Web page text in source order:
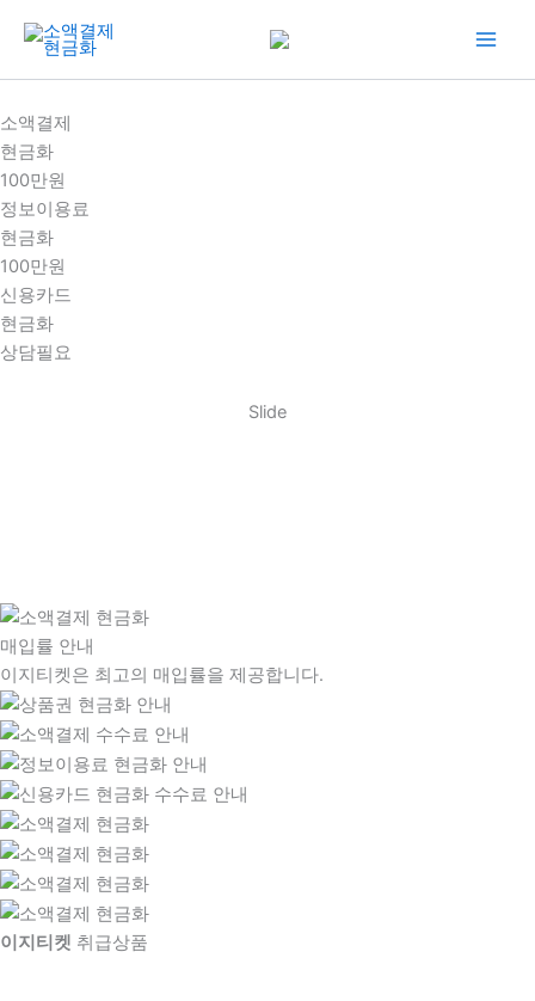
건
너
뛰
기
소액결제
현금화
100만원
정보이용료
현금화
100만원
신용카드
현금화
상담필요
Slide
매입률 안내
이지티켓은 최고의 매입률을 제공합니다.
이지티켓 취급상품